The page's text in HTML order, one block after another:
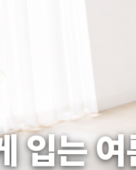
입는 여